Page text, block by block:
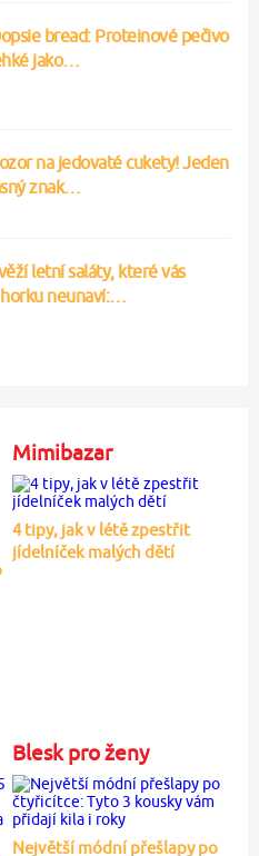
bread: Proteinové pečivo
jako…
na jedovaté cukety! Jeden
znak…
letní saláty, které vás
neunaví:…
Mimibazar
4 tipy, jak v létě zpestřit
jídelníček malých dětí
Blesk pro ženy
Největší módní přešlapy po